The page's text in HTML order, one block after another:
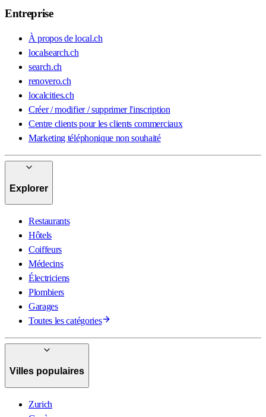
Entreprise
À propos de local.ch
localsearch.ch
search.ch
renovero.ch
localcities.ch
Créer / modifier / supprimer l'inscription
Centre clients pour les clients commerciaux
Marketing téléphonique non souhaité
Explorer
Restaurants
Hôtels
Coiffeurs
Médecins
Électriciens
Plombiers
Garages
Toutes les catégories
Villes populaires
Zurich